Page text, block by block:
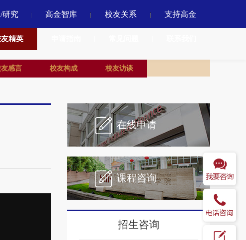
研究 高金智库 校友关系 支持高金
精英
感言 校友构成 校友访谈
在线申请
课程咨询
招生咨询